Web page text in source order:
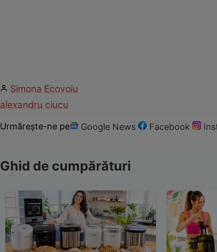
Simona Ecovoiu
alexandru ciucu
Urmărește-ne pe Google News Facebook
Ghid de cumpărături